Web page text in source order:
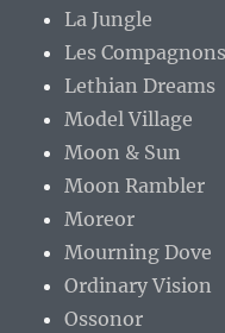
La Jungle
Les
Lethian Dreams
Model Village
Moon & Sun
Moon Rambler
Moreor
Mourning Dove
Ordinary Vision
Ossonor